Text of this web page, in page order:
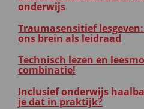
onderwijs
Traumasensitief
ons brein als leidraad
Technisch lezen en
combinatie!
Inclusief onderwijs
je dat in praktijk?